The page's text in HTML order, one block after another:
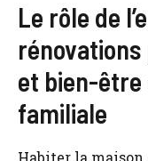
Le rôle de
et bien-être
familiale
Habiter la maison